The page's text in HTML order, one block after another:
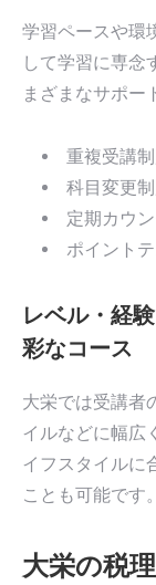
学習ペースや環
して学習に専念
まざまなサポー
重複受講
科目変更
定期カウ
ポイント
レベル・経
彩なコース
大栄では受講者
イルなどに幅広
イフスタイルに
ことも可能です。
大栄の税